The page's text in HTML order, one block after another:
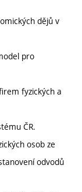
dějů v
pro
fyzických a
ČR.
osob ze
odvodů